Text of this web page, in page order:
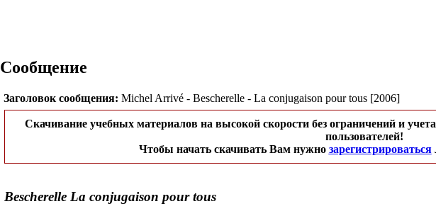
Сообщение
Заголовок сообщения: Michel Arrivé - Bescherelle - La conjugaison pour tous [2006]
Скачивание учебных материалов на высокой скорости без ограничений и
пользователей!
Чтобы начать скачивать Вам нужно зарегистрироваться
Bescherelle La conjugaison pour tous